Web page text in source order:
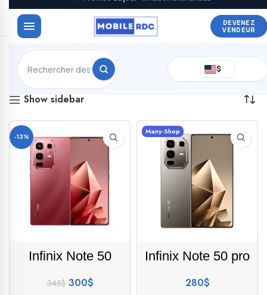
DEVENEZ
VENDEUR
$
4 résultats affichés
Show sidebar
-13%
Infinix Note 50
345$ 300$
Many-Shop
Infinix Note 50 pro
280$